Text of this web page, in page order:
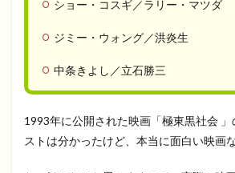
ショー・コスギ／ラリー・マツダ
ジミー・ウォング／洪炎生
中条きよし／立石勝三
1993年に公開された映画「極東黒社会
ストは分かったけど、本当に面白い映画